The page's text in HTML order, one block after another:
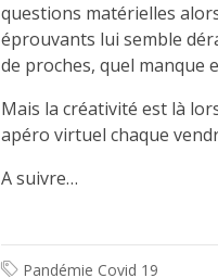
questions matérielles
éprouvants lui semble
de proches, quel manque
Mais la créativité est là
apéro virtuel chaque
A suivre…
Pandémie Covid 19